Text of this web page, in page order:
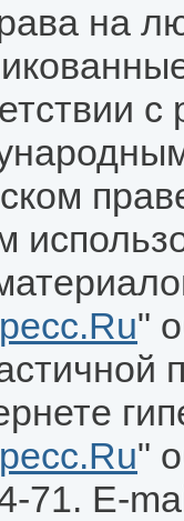
на
с
"
"
71. E-